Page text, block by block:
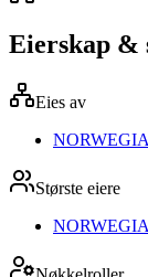
Eierskap
Eies av
Største eiere